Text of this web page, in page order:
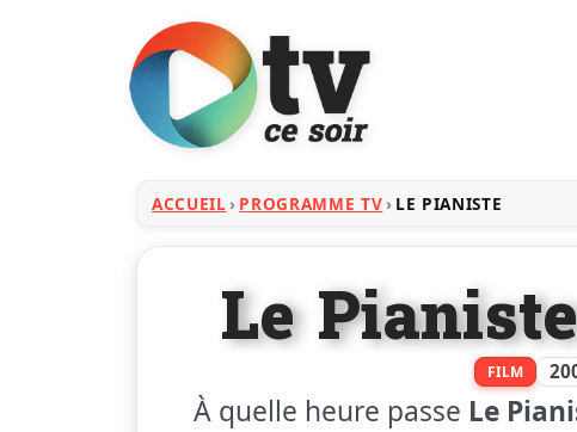
ACCUEIL PROGRAMME TV LE PIANISTE
Le FILM
À quelle heure passe Le